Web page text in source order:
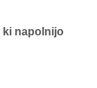
ki napolnijo